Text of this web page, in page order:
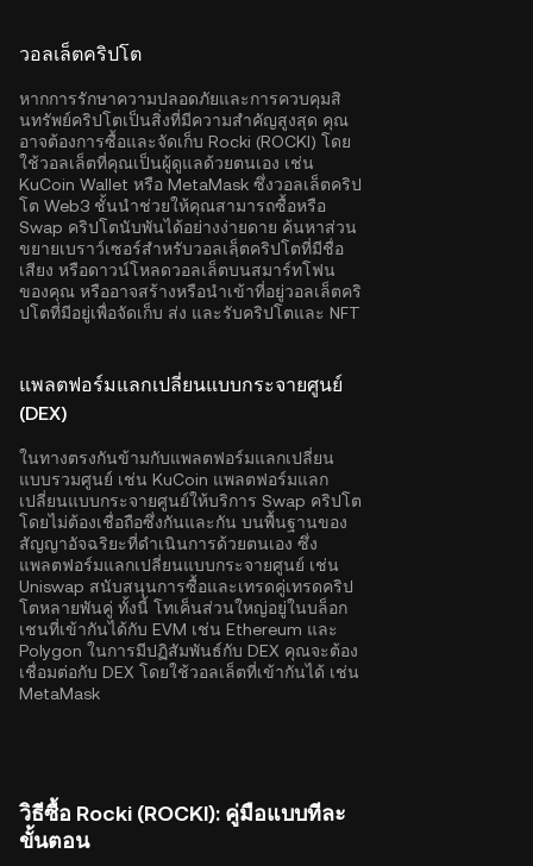
วอลเล็ตคริปโต
หากการรักษาความปลอดภัยและการควบคุมสิ
นทรัพย์คริปโตเป็นสิ่งที่มีความสำคัญสูงสุด คุณ
อาจต้องการซื้อและจัดเก็บ Rocki (ROCKI) โดย
ใช้วอลเล็ตที่คุณเป็นผู้ดูแลด้วยตนเอง เช่น
KuCoin Wallet หรือ MetaMask ซึ่งวอลเล็ตคริป
โต Web3 ชั้นนำช่วยให้คุณสามารถซื้อหรือ
Swap คริปโตนับพันได้อย่างง่ายดาย ค้นหาส่วน
ขยายเบราว์เซอร์สำหรับวอลเลฺ็ตคริปโตที่มีชื่อ
เสียง หรือดาวน์โหลดวอลเล็ตบนสมาร์ทโฟน
ของคุณ หรืออาจสร้างหรือนำเข้าที่อยู่วอลเล็ตคริ
ปโตที่มีอยู่เพื่อจัดเก็บ ส่ง และรับคริปโตและ NFT
แพลตฟอร์มแลกเปลี่ยนแบบกระจายศูนย์
(DEX)
ในทางตรงกันข้ามกับแพลตฟอร์มแลกเปลี่ยน
แบบรวมศูนย์ เช่น KuCoin แพลตฟอร์มแลก
เปลี่ยนแบบกระจายศูนย์ให้บริการ Swap คริปโต
โดยไม่ต้องเชื่อถือซึ่งกันและกัน บนพื้นฐานของ
สัญญาอัจฉริยะที่ดำเนินการด้วยตนเอง ซึ่ง
แพลตฟอร์มแลกเปลี่ยนแบบกระจายศูนย์ เช่น
Uniswap สนับสนุนการซื้อและเทรดคู่เทรดคริป
โตหลายพันคู่ ทั้งนี้ โทเค็นส่วนใหญ่อยู่ในบล็อก
เชนที่เข้ากันได้กับ EVM เช่น Ethereum และ
Polygon ในการมีปฏิสัมพันธ์กับ DEX คุณจะต้อง
เชื่อมต่อกับ DEX โดยใช้วอลเล็ตที่เข้ากันได้ เช่น
MetaMask
วิธีซื้อ Rocki (ROCKI): คู่มือแบบทีละ
ขั้นตอน